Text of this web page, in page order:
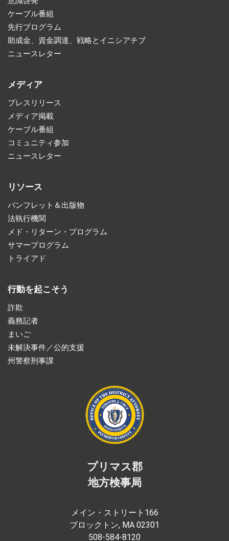
ケーブル番組
先行プログラム
助成金、資金調達、戦略とイニシアチブ
ニュースレター
メディア
プレスリリース
メディア掲載
ケーブル番組
コミュニティ参加
ニュースレター
リソース
パンフレット＆出版物
法執行機関
メド・リターン・プログラム
サマープログラム
トライアド
行動を起こそう
詐欺
義務記者
まいご
未解決事件／公的支援
州警察刑事課
プリマス郡
地方検事局
メイン・ストリート166
ブロックトン, MA 02301
508-584-8120